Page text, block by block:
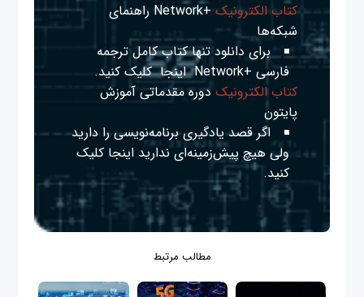
کتاب الکترونیک
+Network راهنمای
شبکه‌ها
برای دانلود تنها کتاب کامل ترجمه
فارسی +Network
اینجا کلیک کنید.
کتاب الکترونیک دوره مقدماتی آموزش
پایتون
اگر قصد یادگیری برنامه‌نویسی را دارید
ولی هیچ پیش‌زمینه‌ای نداریداینجا کلیک
کنید.
مطالب مرتبط